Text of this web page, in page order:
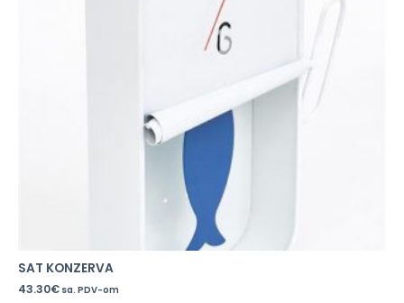
SAT KONZERVA
43.30€ sa. PDV-om